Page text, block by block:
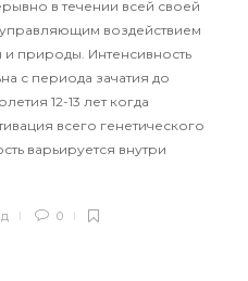
в течении всей своей
воздействием
природы. Интенсивность
с периода зачатия до
12-13 лет когда
всего генетического
варьируется внутри
0